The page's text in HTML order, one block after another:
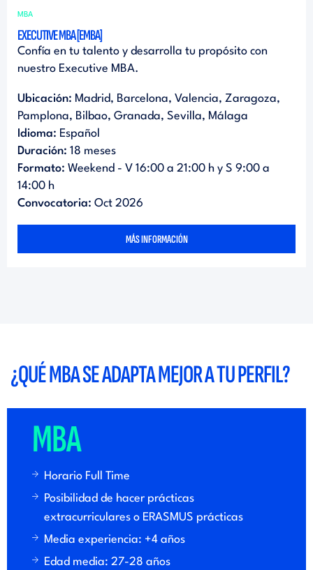
MBA
EXECUTIVE MBA [EMBA]
Confía en tu talento y desarrolla tu propósito con
nuestro Executive MBA.
Ubicación: Madrid, Barcelona, Valencia, Zaragoza,
Pamplona, Bilbao, Granada, Sevilla, Málaga
Idioma: Español
Duración: 18 meses
Formato: Weekend - V 16:00 a 21:00 h y S 9:00 a
14:00 h
Convocatoria: Oct 2026
MÁS INFORMACIÓN
¿QUÉ MBA SE ADAPTA MEJOR A TU PERFIL?
MBA
Horario Full Time
Posibilidad de hacer prácticas
extracurriculares o ERASMUS prácticas
Media experiencia: +4 años
Edad media: 27-28 años